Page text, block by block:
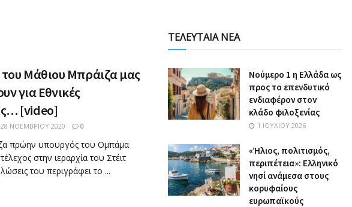
Μάθιου Μπράιζα μας
για Εθνικές
[video]
ΝΟΕΜΒΡΊΟΥ 2020 0
πρώην υπουργός του Ομπάμα
στην ιεραρχία του Στέιτ
του περιγράφει το ...
ΤΕΛΕΥΤΑΙΑ ΝΕΑ
Nούμερο 1 η Ελλάδα ως
προς το επενδυτικό
ενδιαφέρον στον
κλάδο φιλοξενίας
1 ΙΟΥΛΊΟΥ 2026
«Ήλιος, πολιτισμός,
περιπέτεια»: Ελληνικό
νησί ανάμεσα στους
κορυφαίους
ευρωπαϊκούς